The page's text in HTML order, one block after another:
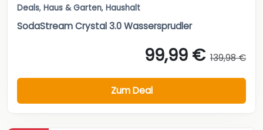
Deals, Haus & Garten, Haushalt
SodaStream Crystal 3.0 Wassersprudler
99,99 € 139,98 €
Zum Deal